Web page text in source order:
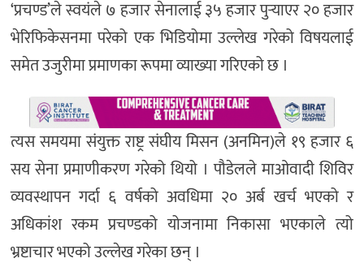
‘प्रचण्ड’ले स्वयंले ७ हजार सेनालाई ३५ हजार पुर्‍याएर २० हजार
भेरिफिकेसनमा परेको एक भिडियोमा उल्लेख गरेको विषयलाई
समेत उजुरीमा प्रमाणका रूपमा व्याख्या गरिएको छ ।
त्यस समयमा संयुक्त राष्ट्र संघीय मिसन (अनमिन)ले १९ हजार ६
सय सेना प्रमाणीकरण गरेको थियो । पौडेलले माओवादी शिविर
व्यवस्थापन गर्दा ६ वर्षको अवधिमा २० अर्ब खर्च भएको र
अधिकांश रकम प्रचण्डको योजनामा निकासा भएकाले त्यो
भ्रष्टाचार भएको उल्लेख गरेका छन् ।